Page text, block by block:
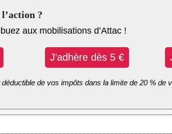
?
aux mobilisations d’Attac !
J’adhère dès 5 €
de vos impôts dans la limite de 20 % de